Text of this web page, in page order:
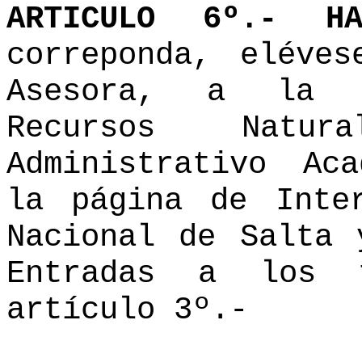
ARTICULO 6º.-
correponda,
Asesora, a la
Recursos
Administrativo
la página de
Nacional de Salta
Entradas a
artículo 3º.-